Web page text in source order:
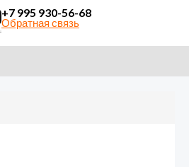
+7 995 930-56-68
Обратная связь